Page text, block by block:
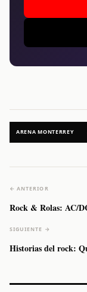
ARENA MONTERREY
← ANTERIOR
Rock & Rolas: AC/
SIGUIENTE →
Historias del rock: